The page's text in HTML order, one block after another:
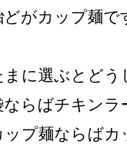
どがカップ麺で
まに選ぶとどう
ならばチキンラ
ップ麺ならば